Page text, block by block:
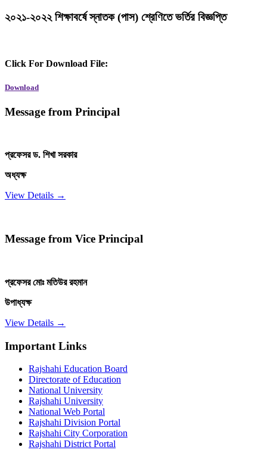
২০২১-২০২২ শিক্ষাবর্ষে স্নাতক (পাস) শ্রেণিতে ভর্তির বিজ্ঞপ্তি
Click For Download File:
Download
Message from Principal
প্রফেসর ড. শিখা সরকার
অধ্যক্ষ
View Details →
Message from Vice Principal
প্রফেসর মোঃ মতিউর রহমান
উপাধ্যক্ষ
View Details →
Important Links
Rajshahi Education Board
Directorate of Education
National University
Rajshahi University
National Web Portal
Rajshahi Division Portal
Rajshahi City Corporation
Rajshahi District Portal